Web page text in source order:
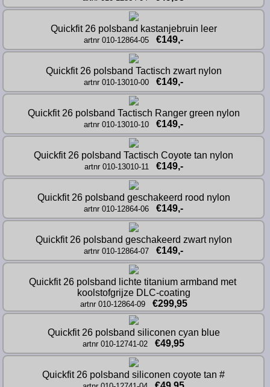
Quickfit 26 polsband kastanjebruin leer
artnr 010-12864-05 €149,-
Quickfit 26 polsband Tactisch zwart nylon
artnr 010-13010-00 €149,-
Quickfit 26 polsband Tactisch Ranger green nylon
artnr 010-13010-10 €149,-
Quickfit 26 polsband Tactisch Coyote tan nylon
artnr 010-13010-11 €149,-
Quickfit 26 polsband geschakeerd rood nylon
artnr 010-12864-06 €149,-
Quickfit 26 polsband geschakeerd zwart nylon
artnr 010-12864-07 €149,-
Quickfit 26 polsband lichte titanium armband met
koolstofgrijze DLC-coating
artnr 010-12864-09 €299,95
Quickfit 26 polsband siliconen cyan blue
artnr 010-12741-02 €49,95
Quickfit 26 polsband siliconen coyote tan #